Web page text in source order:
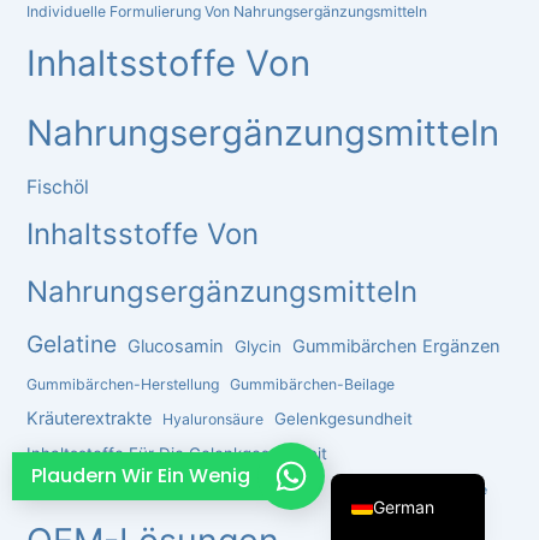
Individuelle Formulierung Von Nahrungsergänzungsmitteln
Inhaltsstoffe Von
Nahrungsergänzungsmitteln
Fischöl
Inhaltsstoffe Von
Nahrungsergänzungsmitteln
Gelatine Glucosamin Glycin Gummibärchen Ergänzen
Gummibärchen-Herstellung Gummibärchen-Beilage
Kräuterextrakte Hyaluronsäure
Gelenkgesundheit
Inhaltsstoffe Für Die Gelenkgesundheit
Nahrungsergänzungsmittel Gelenke​ OEM-Herstellungsservice
Plaudern Wir Ein Wenig
German
Japanese
Korean
Italian
Portuguese
Russian